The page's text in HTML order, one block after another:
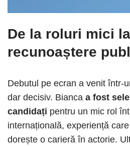
De la roluri mici la
recunoaștere
Debutul pe ecran a venit într-
dar decisiv. Bianca a fost
candidați pentru un mic rol
internațională, experiență
dorește o carieră în actorie.